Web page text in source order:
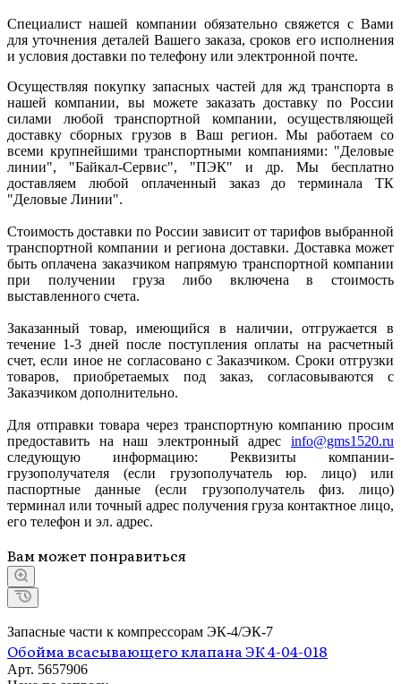
Специалист нашей компании обязательно свяжется с Вами
для уточнения деталей Вашего заказа, сроков его исполнения
и условия доставки по телефону или электронной почте.
Осуществляя покупку запасных частей для жд транспорта в
нашей компании, вы можете заказать доставку по России
силами любой транспортной компании, осуществляющей
доставку сборных грузов в Ваш регион. Мы работаем со
всеми крупнейшими транспортными компаниями: "Деловые
линии", "Байкал-Сервис", "ПЭК" и др. Мы бесплатно
доставляем любой оплаченный заказ до терминала ТК
"Деловые Линии".
Стоимость доставки по России зависит от тарифов выбранной
транспортной компании и региона доставки. Доставка может
быть оплачена заказчиком напрямую транспортной компании
при получении груза либо включена в стоимость
выставленного счета.
Заказанный товар, имеющийся в наличии, отгружается в
течение 1-3 дней после поступления оплаты на расчетный
счет, если иное не согласовано с Заказчиком. Сроки отгрузки
товаров, приобретаемых под заказ, согласовываются с
Заказчиком дополнительно.
Для отправки товара через транспортную компанию просим
предоставить на наш электронный адрес info@gms1520.ru
следующую информацию: Реквизиты компании-
грузополучателя (если грузополучатель юр. лицо) или
паспортные данные (если грузополучатель физ. лицо)
терминал или точный адрес получения груза контактное лицо,
его телефон и эл. адрес.
Вам может понравиться
Запасные части к компрессорам ЭК-4/ЭК-7
Обойма всасывающего клапана ЭК 4-04-018
Арт. 5657906